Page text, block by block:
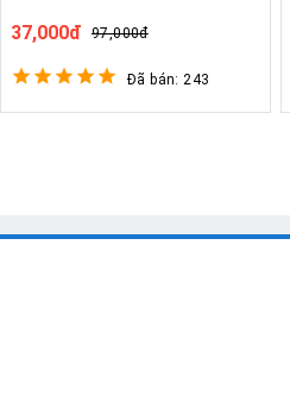
37,000đ 97,000đ
Đã bán: 243